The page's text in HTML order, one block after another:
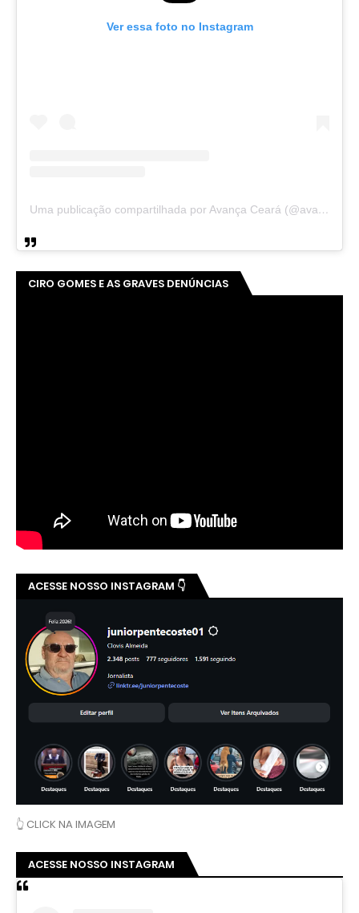
Ver essa foto no Instagram
Uma publicação compartilhada por Avança Ceará (@avancaceara)
CIRO GOMES E AS GRAVES DENÚNCIAS
ACESSE NOSSO INSTAGRAM 👇
👆 CLICK NA IMAGEM
ACESSE NOSSO INSTAGRAM